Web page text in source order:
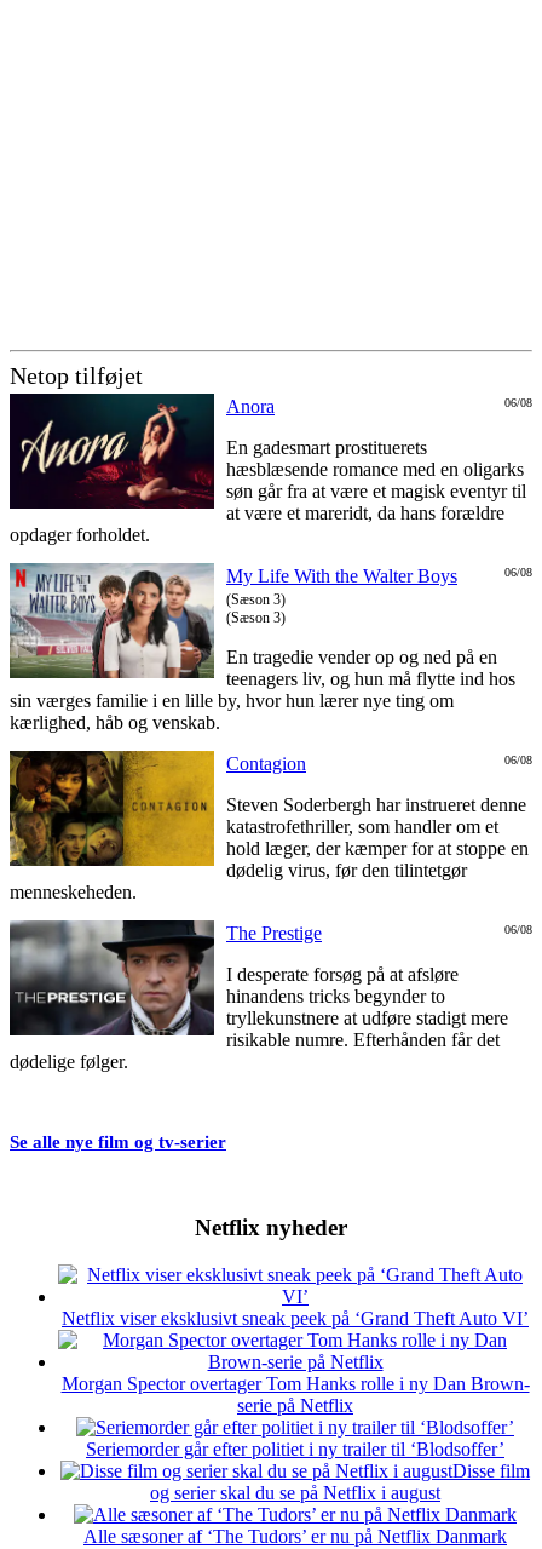
Netop tilføjet
06/08
Anora
En gadesmart prostituerets
hæsblæsende romance med en oligarks
søn går fra at være et magisk eventyr til
at være et mareridt, da hans forældre
opdager forholdet.
06/08
My Life With the Walter Boys
(Sæson 3)
(Sæson 3)
En tragedie vender op og ned på en
teenagers liv, og hun må flytte ind hos
sin værges familie i en lille by, hvor hun lærer nye ting om
kærlighed, håb og venskab.
06/08
Contagion
Steven Soderbergh har instrueret denne
katastrofethriller, som handler om et
hold læger, der kæmper for at stoppe en
dødelig virus, før den tilintetgør
menneskeheden.
06/08
The Prestige
I desperate forsøg på at afsløre
hinandens tricks begynder to
tryllekunstnere at udføre stadigt mere
risikable numre. Efterhånden får det
dødelige følger.
Se alle nye film og tv-serier
Netflix nyheder
Netflix viser eksklusivt sneak peek på ‘Grand Theft Auto VI’
Morgan Spector overtager Tom Hanks rolle i ny Dan Brown-
serie på Netflix
Seriemorder går efter politiet i ny trailer til ‘Blodsoffer’
Disse film
og serier skal du se på Netflix i august
Alle sæsoner af ‘The Tudors’ er nu på Netflix Danmark